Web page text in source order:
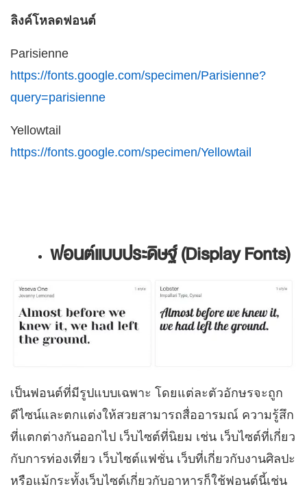
ลิงค์โหลดฟอนต์
Parisienne
https://fonts.google.com/specimen/Parisienne?
query=parisienne
Yellowtail
https://fonts.google.com/specimen/Yellowtail
ฟอนต์แบบประดิษฐ์ (Display Fonts)
เป็นฟอนต์ที่มีรูปแบบเฉพาะ โดยแต่ละตัวอักษรจะถูก
ดีไซน์และตกแต่งให้สวยสามารถสื่ออารมณ์ ความรู้สึก
ที่แตกต่างกันออกไป เว็บไซต์ที่นิยม เช่น เว็บไซต์ที่เกี่ยว
กับการท่องเที่ยว เว็บไซต์แฟชั่น เว็บที่เกี่ยวกับงานศิลปะ
หรือแม้กระทั้งเว็บไซต์เกี่ยวกับอาหารก็ใช้ฟอนต์นี้เช่น